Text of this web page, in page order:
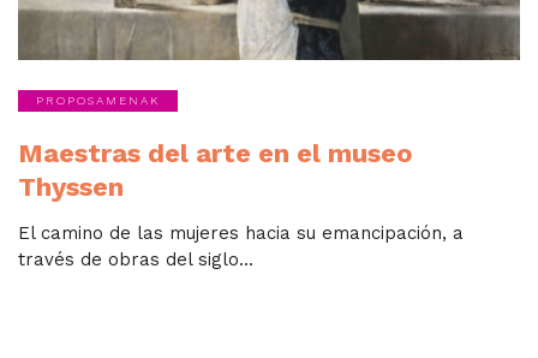
PROPOSAMENAK
Maestras del arte en el museo
Thyssen
El camino de las mujeres hacia su emancipación, a
través de obras del siglo...